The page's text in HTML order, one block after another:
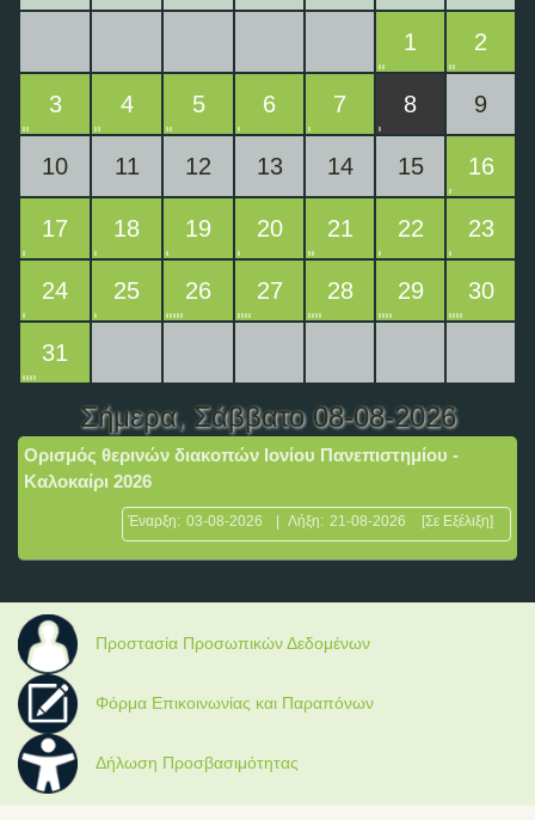
1 2
3 4 5 6 7 8 9
10 11 12 13 14 15 16
17 18 19 20 21 22 23
24 25 26 27 28 29 30
31
Σήμερα, Σάββατο 08-08-2026
Ορισμός θερινών διακοπών Ιονίου Πανεπιστημίου -
Καλοκαίρι 2026
Έναρξη: 03-08-2026 | Λήξη: 21-08-2026 [Σε Εξέλιξη]
Προστασία Προσωπικών Δεδομένων
Φόρμα Επικοινωνίας και Παραπόνων
Δήλωση Προσβασιμότητας